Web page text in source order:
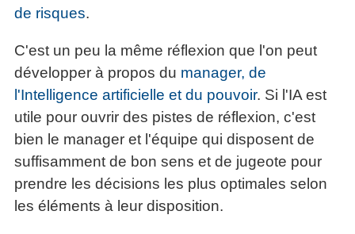
de risques.
C'est un peu la même réflexion que l'on peut
développer à propos du manager, de
l'Intelligence artificielle et du pouvoir. Si l'IA est
utile pour ouvrir des pistes de réflexion, c'est
bien le manager et l'équipe qui disposent de
suffisamment de bon sens et de jugeote pour
prendre les décisions les plus optimales selon
les éléments à leur disposition.